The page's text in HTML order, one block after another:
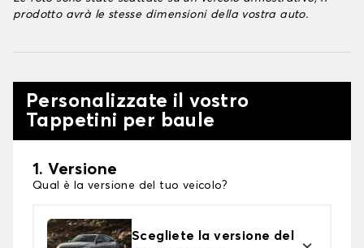
prodotto avrà le stesse dimensioni della vostra auto.
Personalizzate il vostro
Tappetini per baule
1. Versione
Qual è la versione del tuo veicolo?
Scegliete la versione del